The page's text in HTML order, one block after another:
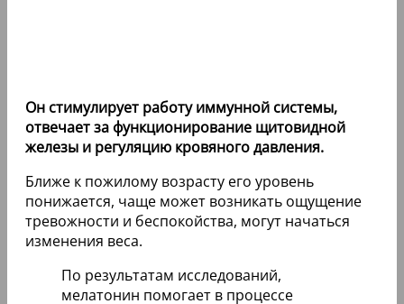
Он стимулирует работу иммунной системы,
отвечает за функционирование щитовидной
железы и регуляцию кровяного давления.
Ближе к пожилому возрасту его уровень
понижается, чаще может возникать ощущение
тревожности и беспокойства, могут начаться
изменения веса.
По результатам исследований,
мелатонин помогает в процессе